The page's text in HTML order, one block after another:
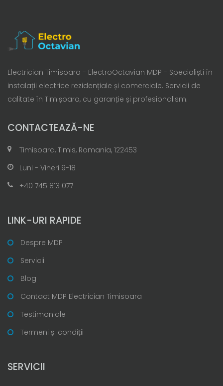
Electrician Timisoara - ElectroOctavian MDP - Specialiști în
instalații electrice rezidențiale și comerciale. Servicii de
calitate în Timișoara, cu garanție și profesionalism.
CONTACTEAZĂ-NE
Timisoara, Timis, Romania, 122453
Luni - Vineri 9-18
+40 745 813 077
LINK-URI RAPIDE
Despre MDP
Servicii
Blog
Contact MDP Electrician Timisoara
Testimoniale
Termeni și condiții
SERVICII